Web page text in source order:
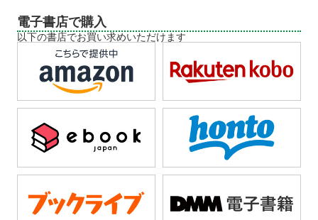
電子書店で購入
以下の書店でお買い求めいただけます